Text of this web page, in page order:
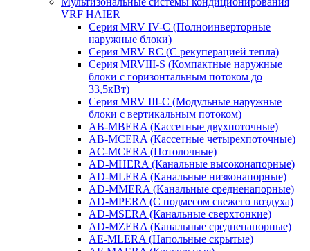
VRF HAIER
Серия MRV IV-C (Полноинверторные
наружные блоки)
Серия MRV RC (С рекуперацией тепла)
Серия MRVIII-S (Компактные наружные
блоки с горизонтальным потоком до
33,5кВт)
Серия MRV III-C (Модульные наружные
блоки с вертикальным потоком)
AB-MBERA (Кассетные двухпоточные)
AB-MCERA (Кассетные четырехпоточные)
AС-MСERA (Потолочные)
AD-MHERA (Канальные высоконапорные)
AD-MLERA (Канальные низконапорные)
AD-MMERA (Канальные средненапорные)
AD-MPERA (С подмесом свежего воздуха)
AD-MSERA (Канальные сверхтонкие)
AD-MZERA (Канальные средненапорные)
AE-MLERA (Напольные скрытые)